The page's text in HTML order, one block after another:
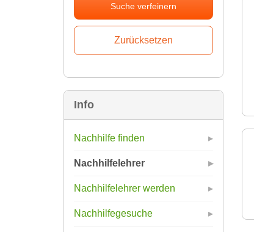
Suche verfeinern
Info
Nachhilfe finden
Nachhilfelehrer
Nachhilfelehrer werden
Nachhilfegesuche